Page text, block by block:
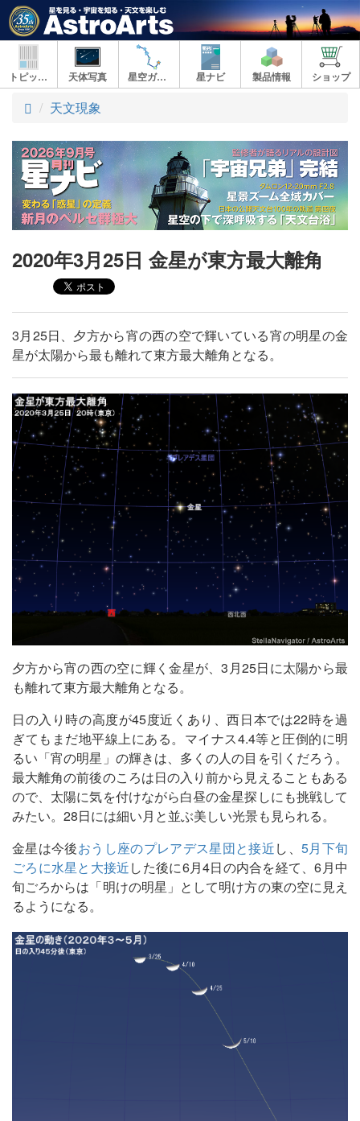
トピックス 天体写真 星空ガイド 星ナビ 製品情報 ショップ
ト
プ
天文現象
2020年3月25日 金星が東方最大離角
3月25日、夕方から宵の西の空で輝いている宵の明星の金
星が太陽から最も離れて東方最大離角となる。
夕方から宵の西の空に輝く金星が、3月25日に太陽から最
も離れて東方最大離角となる。
日の入り時の高度が45度近くあり、西日本では22時を過
ぎてもまだ地平線上にある。マイナス4.4等と圧倒的に明
るい「宵の明星」の輝きは、多くの人の目を引くだろう。
最大離角の前後のころは日の入り前から見えることもある
ので、太陽に気を付けながら白昼の金星探しにも挑戦して
みたい。28日には細い月と並ぶ美しい光景も見られる。
金星は今後おうし座のプレアデス星団と接近し、 5月下旬
ごろに水星と大接近した後に6月4日の内合を経て、6月中
旬ごろからは「明けの明星」として明け方の東の空に見え
るようになる。